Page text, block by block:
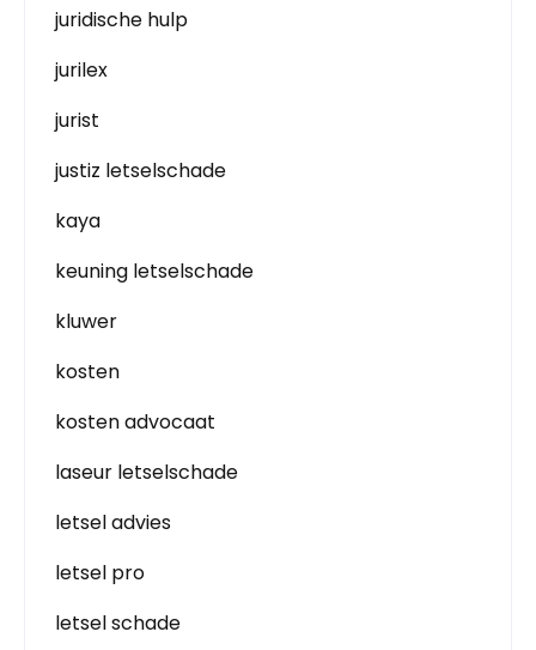
juridische hulp
jurilex
jurist
justiz letselschade
kaya
keuning letselschade
kluwer
kosten
kosten advocaat
laseur letselschade
letsel advies
letsel pro
letsel schade